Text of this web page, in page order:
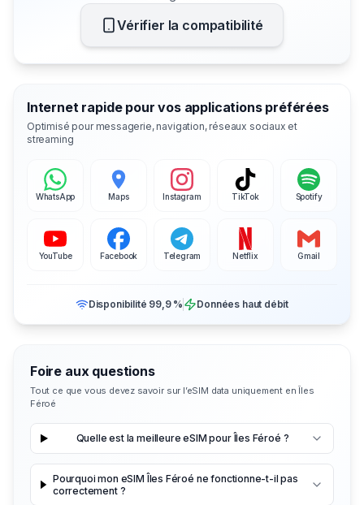
Vérifier la compatibilité
Internet rapide pour vos applications préférées
Optimisé pour messagerie, navigation, réseaux sociaux et
streaming
WhatsApp Maps Instagram TikTok Spotify
YouTube Facebook Telegram Netflix Gmail
Disponibilité 99,9 % Données haut débit
Foire aux questions
Tout ce que vous devez savoir sur l’eSIM data uniquement en Îles
Féroé
Quelle est la meilleure eSIM pour Îles Féroé ?
Pourquoi mon eSIM Îles Féroé ne fonctionne-t-il pas
correctement ?